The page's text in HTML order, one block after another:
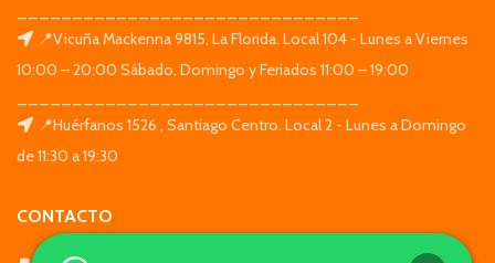
📍Vicuña Mackenna 9815, La Florida. Local 104 - Lunes a Viernes
10:00 – 20:00 Sábado, Domingo y Feriados 11:00 – 19:00
📍Huérfanos 1526 , Santiago Centro. Local 2 - Lunes a Domingo
de 11:30 a 19:30
CONTACTO